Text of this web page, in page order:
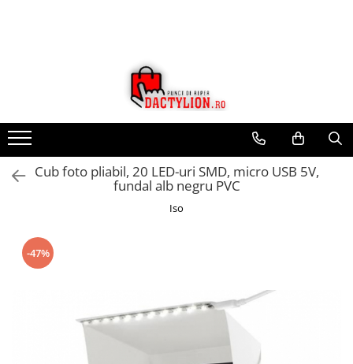
Cub foto pliabil, 20 LED-uri SMD, micro USB 5V,
fundal alb negru PVC
Iso
-47%